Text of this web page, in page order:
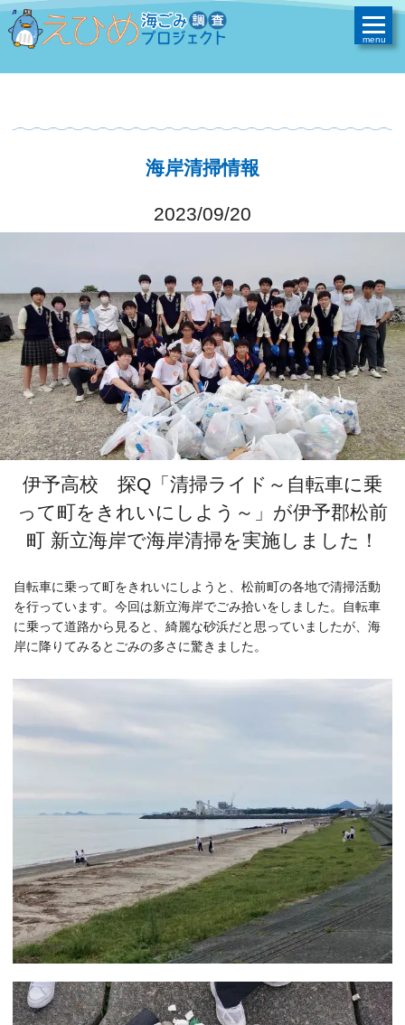
海岸清掃情報
2023/09/20
伊予高校 探Q「清掃ライド～自転車に乗
って町をきれいにしよう～」が伊予郡松前
町 新立海岸で海岸清掃を実施しました！
自転車に乗って町をきれいにしようと、松前町の各地で清掃活動
を行っています。今回は新立海岸でごみ拾いをしました。自転車
に乗って道路から見ると、綺麗な砂浜だと思っていましたが、海
岸に降りてみるとごみの多さに驚きました。